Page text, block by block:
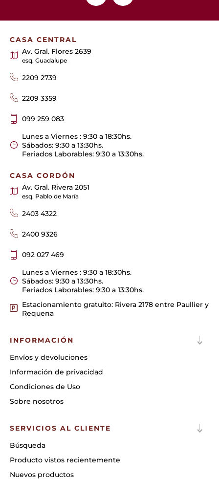
CASA CENTRAL
Av. Gral. Flores 2639
esq. Guadalupe
2209 2739
2209 3359
099 259 083
Lunes a Viernes : 9:30 a 18:30hs.
Sábados: 9:30 a 13:30hs.
Feriados Laborables: 9:30 a 13:30hs.
CASA CORDÓN
Av. Gral. Rivera 2051
esq. Pablo de María
2403 4322
2400 9326
092 027 469
Lunes a Viernes : 9:30 a 18:30hs.
Sábados: 9:30 a 13:30hs.
Feriados Laborables: 9:30 a 13:30hs.
Estacionamiento gratuito: Rivera 2178 entre Paullier y
Requena
INFORMACIÓN
Envíos y devoluciones
Información de privacidad
Condiciones de Uso
Sobre nosotros
SERVICIOS AL CLIENTE
Búsqueda
Producto vistos recientemente
Nuevos productos